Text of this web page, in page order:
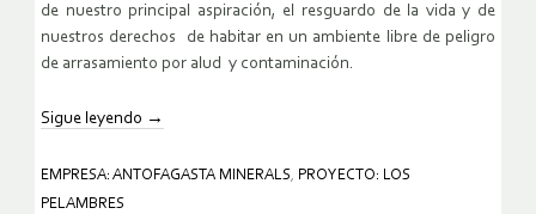
de nuestro principal aspiración, el resguardo de la vida y de
nuestros derechos de habitar en un ambiente libre de peligro
de arrasamiento por alud y contaminación.
Sigue leyendo →
EMPRESA: ANTOFAGASTA MINERALS, PROYECTO: LOS
PELAMBRES